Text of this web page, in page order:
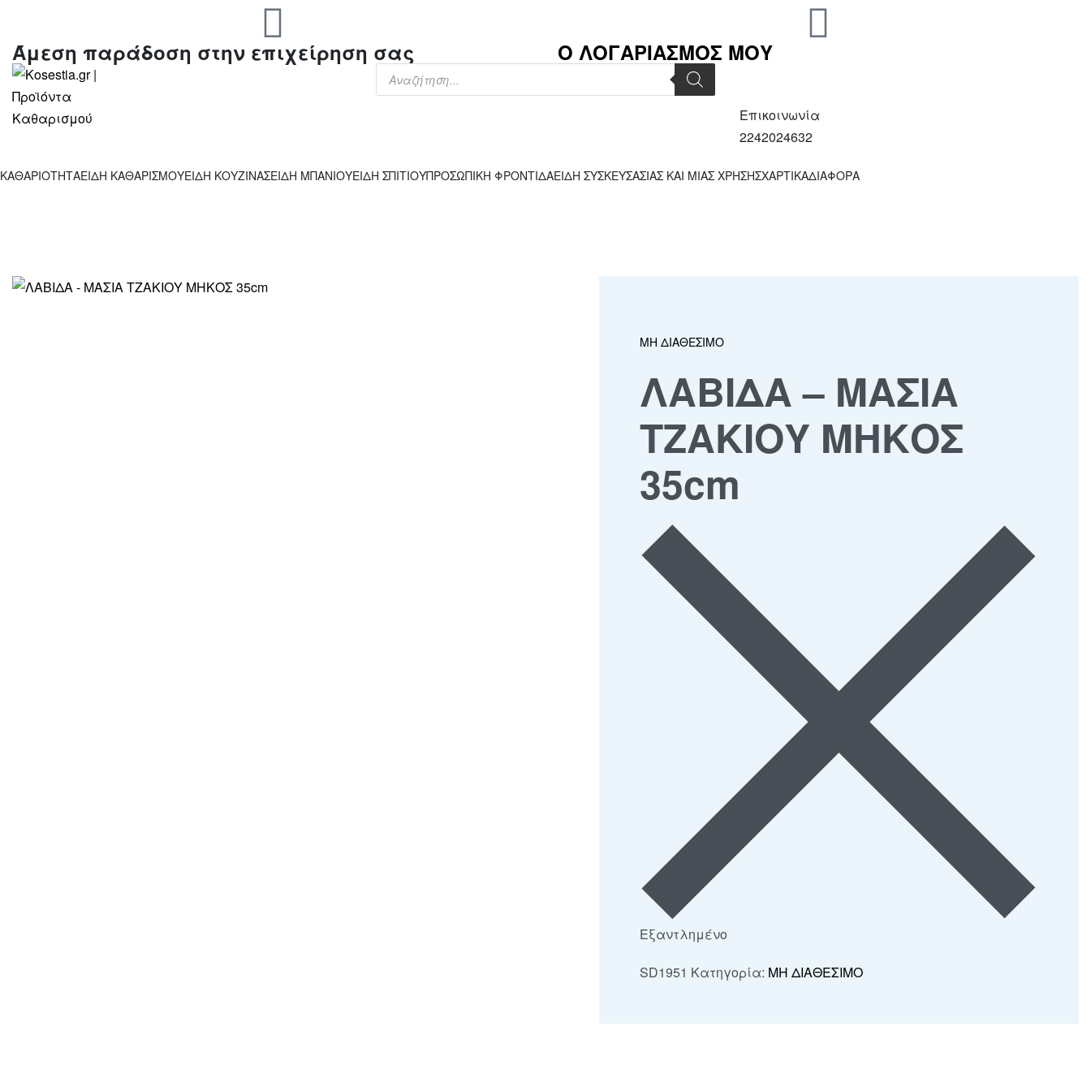
Άμεση παράδοση στην επιχείρηση σας Ο ΛΟΓΑΡΙΑΣΜΟΣ ΜΟΥ
Επικοινωνία
2242024632
ΚΑΘΑΡΙΟΤΗΤΑΕΙΔΗ ΚΑΘΑΡΙΣΜΟΥΕΙΔΗ ΚΟΥΖΙΝΑΣΕΙΔΗ ΜΠΑΝΙΟΥΕΙΔΗ ΣΠΙΤΙΟΥΠΡΟΣΩΠΙΚΗ ΦΡΟΝΤΙΔΑΕΙΔΗ ΣΥΣΚΕΥΣΑΣΙΑΣ ΚΑΙ ΜΙΑΣ ΧΡΗΣΗΣΧΑΡΤΙΚΑΔΙΑΦΟΡΑ
ΜΗ ΔΙΑΘΕΣΙΜΟ
ΛΑΒΙΔΑ – ΜΑΣΙΑ
ΤΖΑΚΙΟΥ ΜΗΚΟΣ
35cm
Εξαντλημένο
SD1951 Κατηγορία: ΜΗ ΔΙΑΘΕΣΙΜΟ